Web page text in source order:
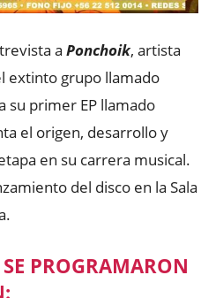
a Ponchoik, artista
extinto grupo llamado
su primer EP llamado
el origen, desarrollo y
en su carrera musical.
del disco en la Sala
PROGRAMARON